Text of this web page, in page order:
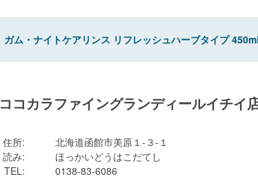
ガム・ナイトケアリンス リフレッシュハーブタイプ
ココカラファイングランディールイチイ
住所:
北海道函館市美原１-３-１
読み:
ほっかいどうはこだてし
TEL: 0138-83-6086